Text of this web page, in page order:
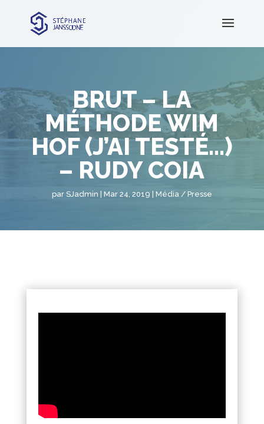
BRUT – LA
MÉTHODE WIM
HOF (J’AI TESTÉ…)
– RUDY COIA
par SJadmin Mar 24, 2019 Média / Presse